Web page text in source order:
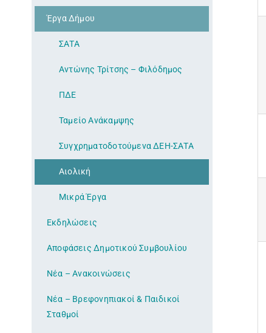
Έργα Δήμου
ΣΑΤΑ
Αντώνης Τρίτσης – Φιλόδημος
ΠΔΕ
Ταμείο Ανάκαμψης
Συγχρηματοδοτούμενα ΔΕΗ-ΣΑΤΑ
Αιολική
Μικρά Έργα
Εκδηλώσεις
Αποφάσεις Δημοτικού Συμβουλίου
Νέα – Ανακοινώσεις
Νέα – Βρεφονηπιακοί & Παιδικοί
Σταθμοί